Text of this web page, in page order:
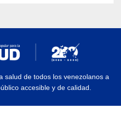
salud de todos los venezolanos a
accesible y de calidad.